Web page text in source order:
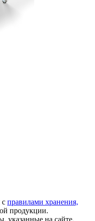
с правилами хранения,
продукции.
указанные на сайте,